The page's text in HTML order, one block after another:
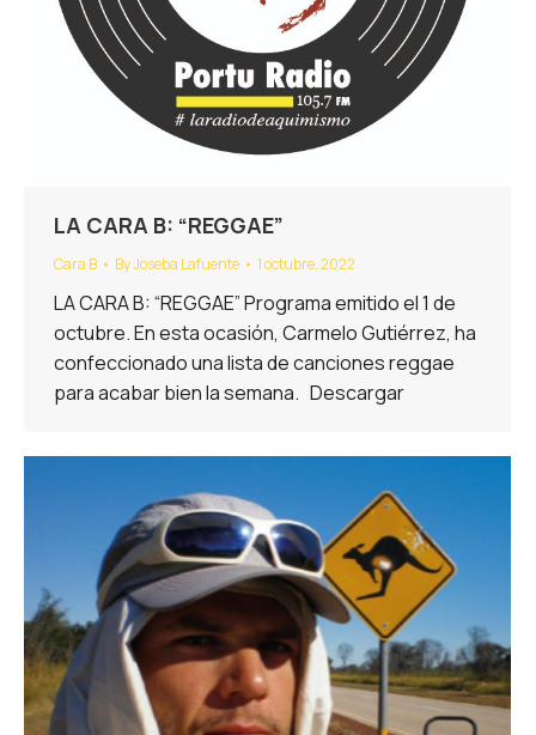
LA CARA B: “REGGAE”
Cara B ByJoseba Lafuente 1 octubre, 2022
LA CARA B: “REGGAE” Programa emitido el 1 de
octubre. En esta ocasión, Carmelo Gutiérrez, ha
confeccionado una lista de canciones reggae
para acabar bien la semana. Descargar